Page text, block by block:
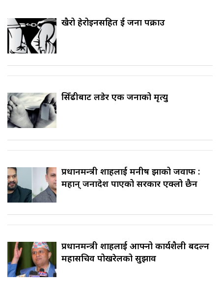
खैरो हेरोइनसहित दुई जना पक्राउ
सिँढीबाट लडेर एक जनाको मृत्यु
प्रधानमन्त्री शाहलाई मनीष झाको जवाफ :
महान् जनादेश पाएको सरकार एक्लो छैन
प्रधानमन्त्री शाहलाई आफ्नो कार्यशैली बदल्न
महासचिव पोखरेलको सुझाव